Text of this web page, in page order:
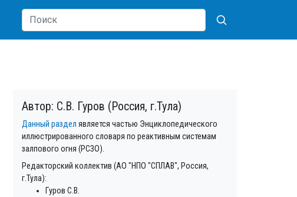
Автор: С.В. Гуров (Россия, г.Тула)
Данный раздел является частью Энциклопедического
иллюстрированного словаря по реактивным системам
залпового огня (РСЗО).
Редакторский коллектив (АО "НПО "СПЛАВ", Россия,
г.Тула):
Гуров С.В.